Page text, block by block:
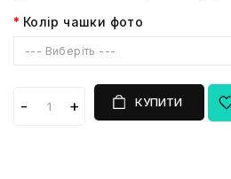
Колір чашки фото
--- Виберіть ---
КУПИТИ